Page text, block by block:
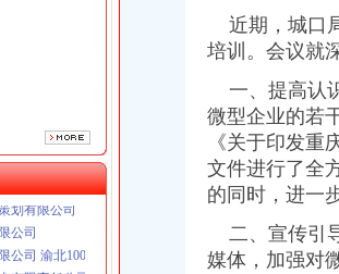
有限责任公司 渝九1000万 （增资）
公司 渝九50万 （工商注册）
渝沙50万 （工商注册）
划有限公司
公司
公司 渝北10010万 (进出口权)
有限责任公司 渝九1000万 （增资）
近期，城口
培训。会议就
一、提高认
微型企业的若
《关于印发重
文件进行了全
的同时，进一
二、宣传引
媒体，加强对